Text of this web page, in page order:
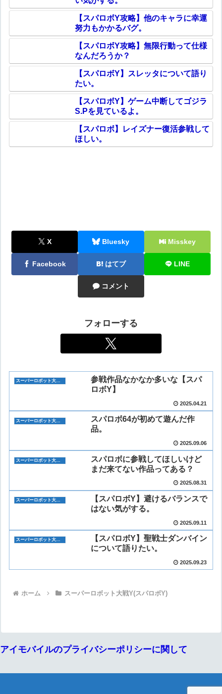
【スパロボY攻略】他のキャラに幸運
努力もかかるバグ。
【スパロボY攻略】無限行動って仕様
なんだろうか？
【スパロボY】スレッタについて語り
たい。
【スパロボY】ゲーム中断してゴジラ
S.Pを見ているよ。
【スパロボ】レイズナー復活参戦して
ほしい。
X Bluesky Misskey
Facebook はてブ LINE
コメント
フォローする
スーパーロボット大戦Y(スパロボY)
参戦作品なかなか多いな【スパ
ロボY】
2025.04.21
スーパーロボット大戦Y(スパロボY)
スパロボ64が初めて遊んだ作
品。
2025.09.06
スーパーロボット大戦Y(スパロボY)
スパロボに参戦してほしいけど
まだ来てない作品ってある？
2025.08.31
スーパーロボット大戦Y(スパロボY)
【スパロボY】避けるバランスで
はない気がする。
2025.09.11
スーパーロボット大戦Y(スパロボY)
【スパロボY】聖戦士ダンバイン
について語りたい。
2025.09.23
ホーム スーパーロボット大戦Y(スパロボY)
アイモバイルのプライバシーポリシーに関して